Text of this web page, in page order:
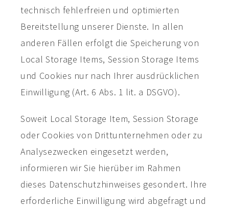
technisch fehlerfreien und optimierten
Bereitstellung unserer Dienste. In allen
anderen Fällen erfolgt die Speicherung von
Local Storage Items, Session Storage Items
und Cookies nur nach Ihrer ausdrücklichen
Einwilligung (Art. 6 Abs. 1 lit. a DSGVO).
Soweit Local Storage Item, Session Storage
oder Cookies von Drittunternehmen oder zu
Analysezwecken eingesetzt werden,
informieren wir Sie hierüber im Rahmen
dieses Datenschutzhinweises gesondert. Ihre
erforderliche Einwilligung wird abgefragt und